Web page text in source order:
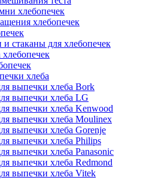
хлебопечек
хлебопечек
стаканы для хлебопечек
хлеба
выпечки хлеба Bork
выпечки хлеба LG
выпечки хлеба Kenwood
выпечки хлеба Moulinex
выпечки хлеба Gorenje
выпечки хлеба Philips
выпечки хлеба Panasonic
выпечки хлеба Redmond
выпечки хлеба Vitek